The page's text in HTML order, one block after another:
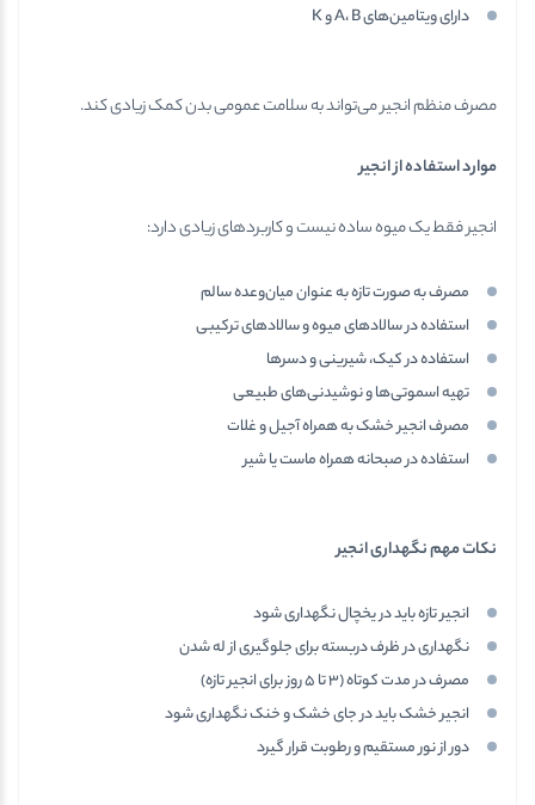
دارای ویتامین‌های A، B و K
مصرف منظم انجیر می‌تواند به سلامت عمومی بدن کمک زیادی کند.
موارد استفاده از انجیر
انجیر فقط یک میوه ساده نیست و کاربردهای زیادی دارد:
مصرف به صورت تازه به عنوان میان‌وعده سالم
استفاده در سالادهای میوه و سالادهای ترکیبی
استفاده در کیک، شیرینی و دسرها
تهیه اسموتی‌ها و نوشیدنی‌های طبیعی
مصرف انجیر خشک به همراه آجیل و غلات
استفاده در صبحانه همراه ماست یا شیر
نکات مهم نگهداری انجیر
انجیر تازه باید در یخچال نگهداری شود
نگهداری در ظرف دربسته برای جلوگیری از له شدن
مصرف در مدت کوتاه (۳ تا ۵ روز برای انجیر تازه)
انجیر خشک باید در جای خشک و خنک نگهداری شود
دور از نور مستقیم و رطوبت قرار گیرد